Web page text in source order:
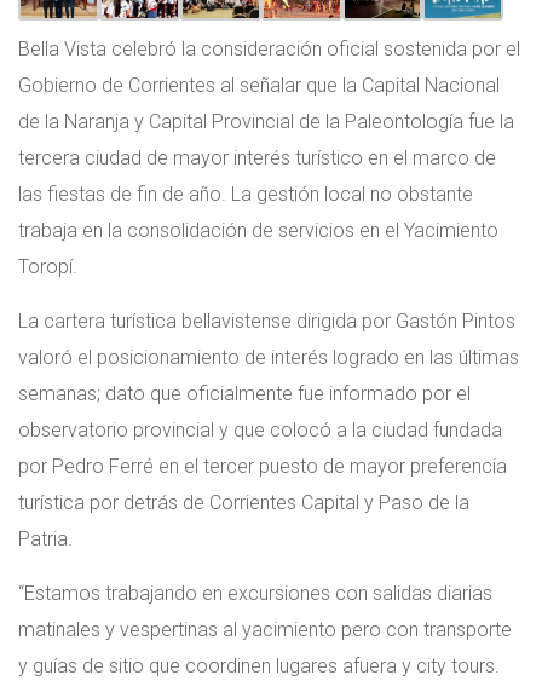
Bella Vista celebró la consideración oficial sostenida por el
Gobierno de Corrientes al señalar que la Capital Nacional
de la Naranja y Capital Provincial de la Paleontología fue la
tercera ciudad de mayor interés turístico en el marco de
las fiestas de fin de año. La gestión local no obstante
trabaja en la consolidación de servicios en el Yacimiento
Toropí.
La cartera turística bellavistense dirigida por Gastón Pintos
valoró el posicionamiento de interés logrado en las últimas
semanas; dato que oficialmente fue informado por el
observatorio provincial y que colocó a la ciudad fundada
por Pedro Ferré en el tercer puesto de mayor preferencia
turística por detrás de Corrientes Capital y Paso de la
Patria.
“Estamos trabajando en excursiones con salidas diarias
matinales y vespertinas al yacimiento pero con transporte
y guías de sitio que coordinen lugares afuera y city tours.